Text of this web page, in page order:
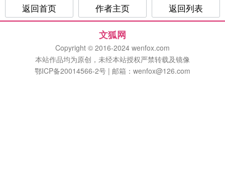
返回首页 作者主页 返回列表
文狐网
Copyright © 2016-2024 wenfox.com
本站作品均为原创，未经本站授权严禁转载及镜像
鄂ICP备20014566-2号 | 邮箱：wenfox@126.com